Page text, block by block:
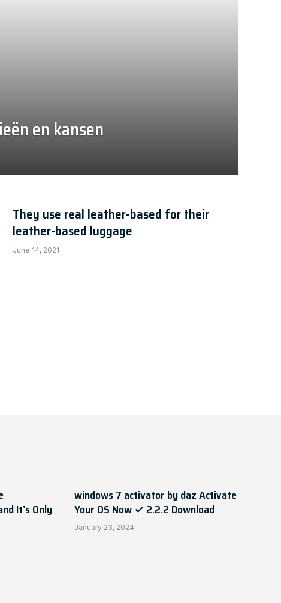
en kansen
They use real leather-based for their
leather-based luggage
June 14, 2021
It’s Only
windows 7 activator by daz Activate
Your OS Now ✓ 2.2.2 Download
January 23, 2024